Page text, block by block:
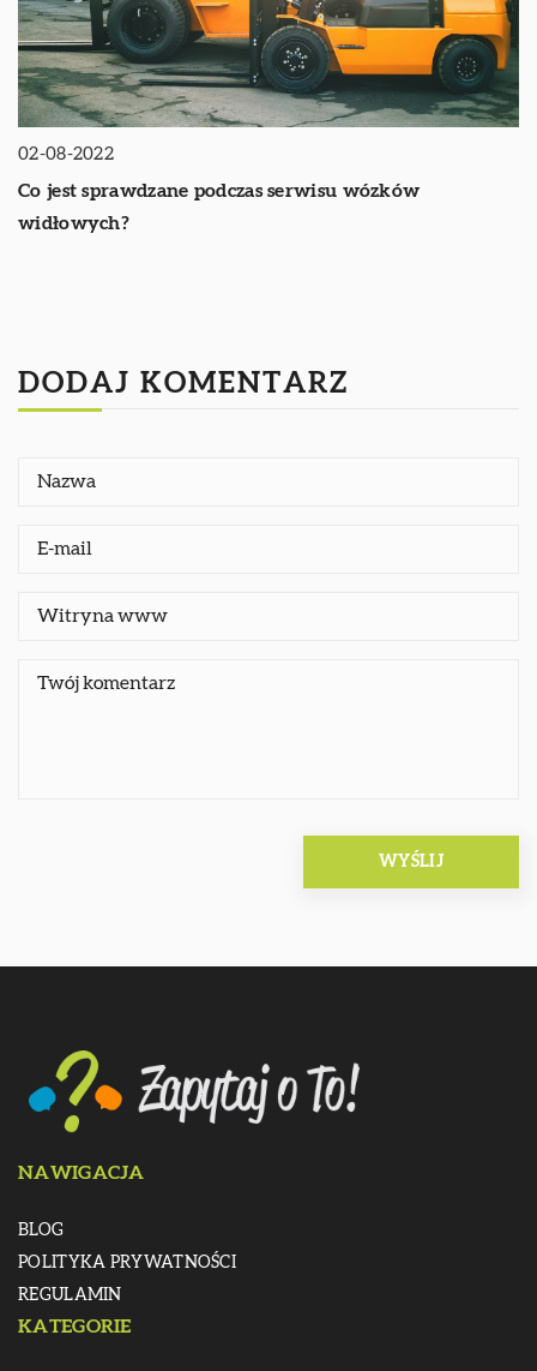
02-08-2022
Co jest sprawdzane podczas serwisu wózków
widłowych?
DODAJ KOMENTARZ
NAWIGACJA
BLOG
POLITYKA PRYWATNOŚCI
REGULAMIN
KATEGORIE